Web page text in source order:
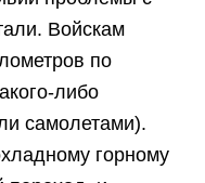
Войскам
по
либо
самолетами).
горному